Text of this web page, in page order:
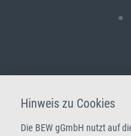
Hinweis zu Cookies
Die BEW gGmbH nutzt auf